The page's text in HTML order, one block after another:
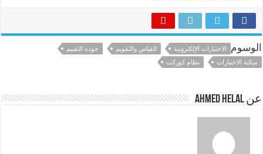
الوسوم الاختبارات الإلكترونية القياس والتقويم
جودة التقييم
ميكنة الاختبارات
نظام كوركت
عن Ahmed Helal